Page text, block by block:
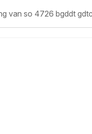
van so 4726 bgddt gdtc